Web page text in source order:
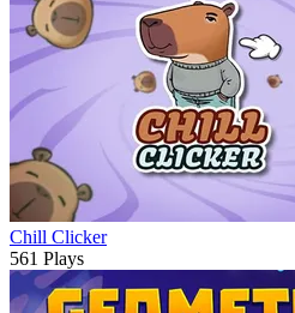
Chill Clicker
561 Plays